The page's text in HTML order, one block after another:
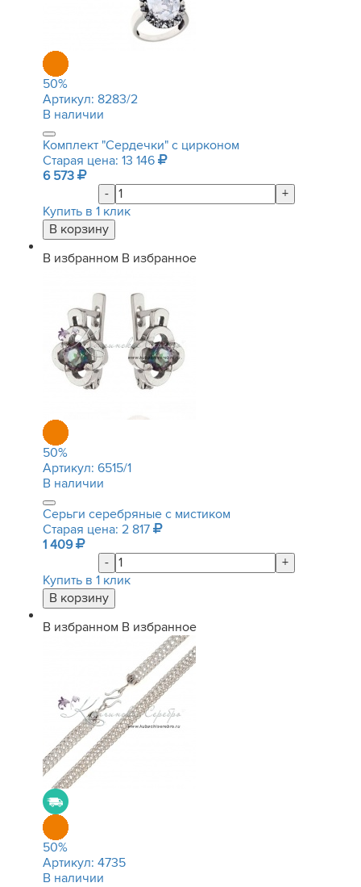
50%
Артикул: 8283/2
В наличии
Комплект "Сердечки" с цирконом
Старая цена: 13 146
6 573
-
+
Купить в 1 клик
В избранном В избранное
50%
Артикул: 6515/1
В наличии
Серьги серебряные с мистиком
Старая цена: 2 817
1 409
-
+
Купить в 1 клик
В избранном В избранное
50%
Артикул: 4735
В наличии